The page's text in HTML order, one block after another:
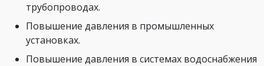
трубопроводах.
Повышение давления в промышленных
установках.
Повышение давления в системах водоснабжения